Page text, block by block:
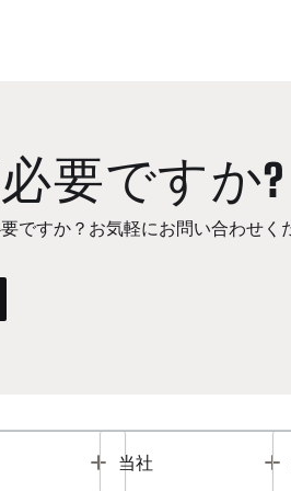
要ですか?
ですか？お気軽にお問い合わせく
Toggle
当社